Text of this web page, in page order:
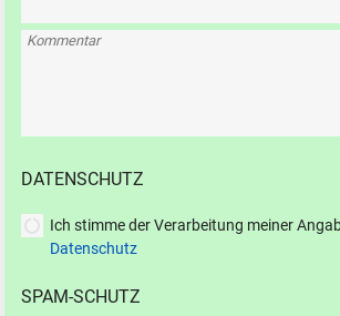
Kommentar
DATENSCHUTZ
Ich stimme der Verarbeitung meiner
Datenschutz
SPAM-SCHUTZ